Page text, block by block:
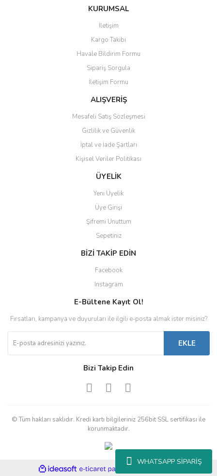
WHATSAPP SİPARİŞ
KURUMSAL
İletişim
Kargo Takibi
Havale Bildirim Formu
Sipariş Sorgula
İletişim Formu
ALIŞVERİŞ
Mesafeli Satış Sözleşmesi
Gizlilik ve Güvenlik
İptal ve İade Şartları
Kişisel Veriler Politikası
ÜYELİK
Yeni Üyelik
Üye Girişi
Şifremi Unuttum
Sepetiniz
BİZİ TAKİP EDİN
Facebook
Instagram
E-Bültene Kayıt Ol!
Fırsatları, kampanya ve duyuruları ile ilgili e-posta almak ister misiniz?
EKLE
Bizi Takip Edin
© Tüm hakları saklıdır. Kredi kartı bilgileriniz 256bit SSL sertifikası ile
korunmaktadır.
ideasoft